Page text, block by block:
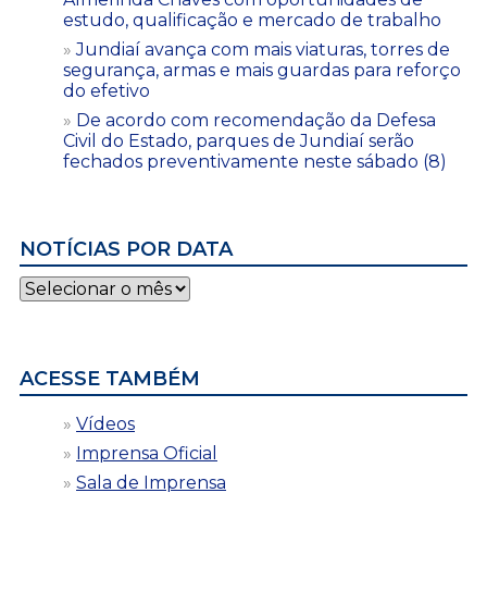
estudo, qualificação e mercado de trabalho
Jundiaí avança com mais viaturas, torres de
segurança, armas e mais guardas para reforço
do efetivo
De acordo com recomendação da Defesa
Civil do Estado, parques de Jundiaí serão
fechados preventivamente neste sábado (8)
NOTÍCIAS POR DATA
Notícias
por
ACESSE TAMBÉM
Vídeos
Imprensa Oficial
Sala de Imprensa